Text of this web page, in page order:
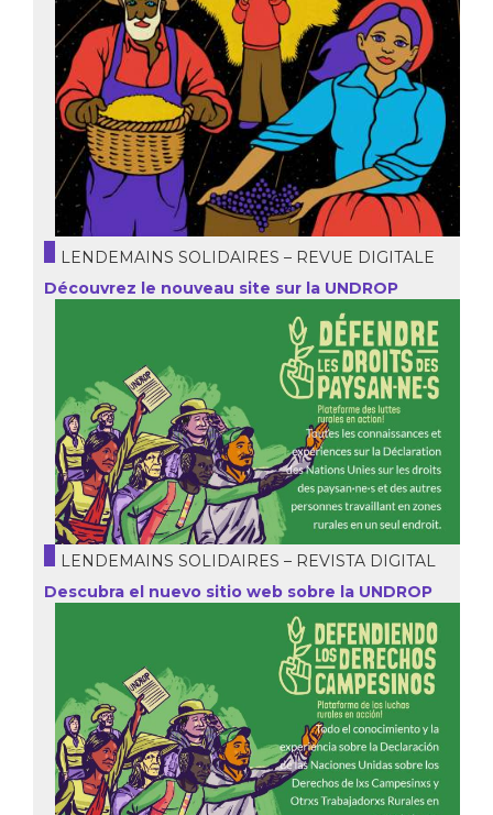
LENDEMAINS SOLIDAIRES – REVUE DIGITALE
Découvrez le nouveau site sur la UNDROP
LENDEMAINS SOLIDAIRES – REVISTA DIGITAL
Descubra el nuevo sitio web sobre la UNDROP